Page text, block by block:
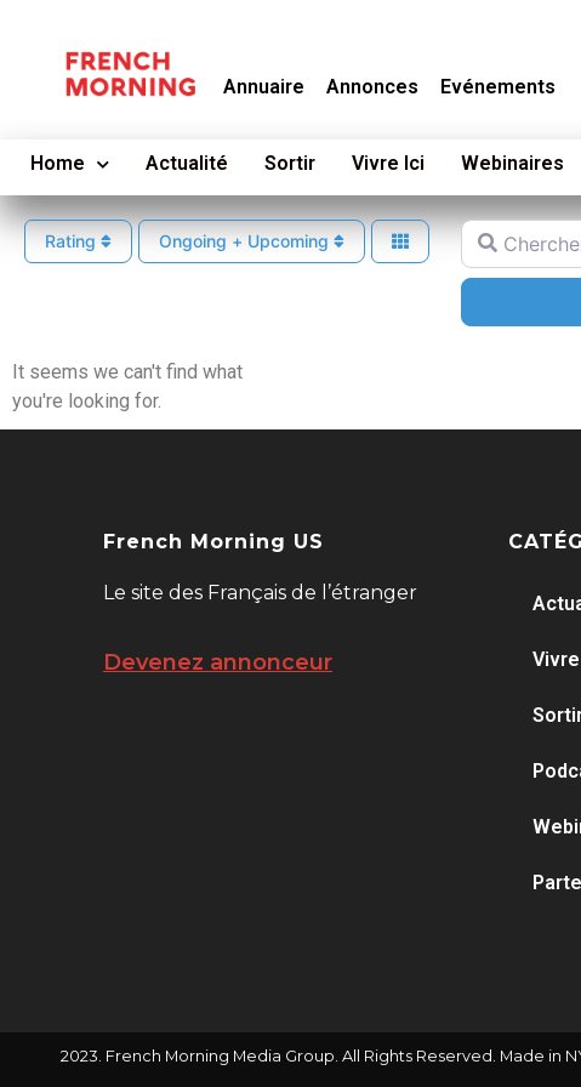
Annuaire Annonces Evénements
Home Actualité Sortir Vivre Ici Webinaires
Rating Ongoing + Upcoming
Chercher
It seems we can't find what
you're looking for.
French Morning US
Le site des Français de l’étranger
Devenez annonceur
2023. French Morning Media Group. All Rights Reserved. Made in